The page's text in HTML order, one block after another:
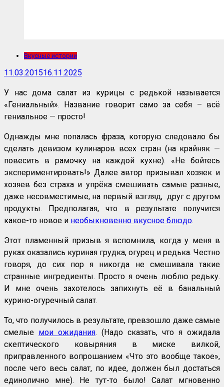
Вкусные истории
11.03.201516.11.2025
У нас дома салат из курицы с редькой называется
«Гениальный». Название говорит само за себя – всё
гениальное — просто!
Однажды мне попалась фраза, которую следовало бы
сделать девизом кулинаров всех стран (на крайняк —
повесить в рамочку на каждой кухне). «Не бойтесь
экспериментировать!» Далее автор призывал хозяек и
хозяев без страха и упрёка смешивать самые разные,
даже несовместимые, на первый взгляд, друг с другом
продукты. Предполагая, что в результате получится
какое-то новое и необыкновенно вкусное блюдо.
Этот пламенный призыв я вспомнила, когда у меня в
руках оказались куриная грудка, огурец и редька. Честно
говоря, до сих пор я никогда не смешивала такие
странные ингредиенты. Просто я очень люблю редьку.
И мне очень захотелось запихнуть её в банальный
курино-огуречный салат.
То, что получилось в результате, превзошло даже самые
смелые мои ожидания. (Надо сказать, что я ожидала
скептического ковыряния в миске вилкой,
приправленного вопрошанием «Что это вообще такое»,
после чего весь салат, по идее, должен был достаться
единолично мне). Не тут-то было! Салат мгновенно